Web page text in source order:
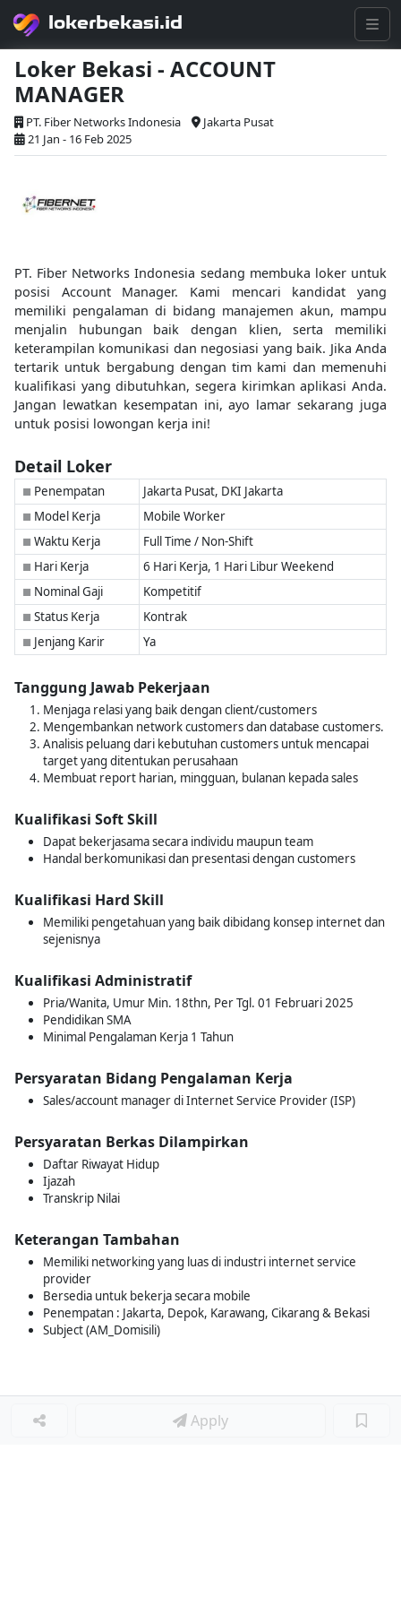
lokerbekasi.id
Loker Bekasi - ACCOUNT
MANAGER
PT. Fiber Networks Indonesia
Jakarta Pusat
21 Jan - 16 Feb 2025
PT. Fiber Networks Indonesia sedang membuka loker untuk
posisi Account Manager. Kami mencari kandidat yang
memiliki pengalaman di bidang manajemen akun, mampu
menjalin hubungan baik dengan klien, serta memiliki
keterampilan komunikasi dan negosiasi yang baik. Jika Anda
tertarik untuk bergabung dengan tim kami dan memenuhi
kualifikasi yang dibutuhkan, segera kirimkan aplikasi Anda.
Jangan lewatkan kesempatan ini, ayo lamar sekarang juga
untuk posisi lowongan kerja ini!
Detail Loker
■ Penempatan Jakarta Pusat, DKI Jakarta
■ Model Kerja Mobile Worker
■ Waktu Kerja Full Time / Non-Shift
■ Hari Kerja 6 Hari Kerja, 1 Hari Libur Weekend
■ Nominal Gaji Kompetitif
■ Status Kerja Kontrak
■ Jenjang Karir Ya
Tanggung Jawab Pekerjaan
Menjaga relasi yang baik dengan client/customers
Mengembankan network customers dan database customers.
Analisis peluang dari kebutuhan customers untuk mencapai
target yang ditentukan perusahaan
Membuat report harian, mingguan, bulanan kepada sales
Kualifikasi Soft Skill
Dapat bekerjasama secara individu maupun team
Handal berkomunikasi dan presentasi dengan customers
Kualifikasi Hard Skill
Memiliki pengetahuan yang baik dibidang konsep internet dan
sejenisnya
Kualifikasi Administratif
Pria/Wanita, Umur Min. 18thn, Per Tgl. 01 Februari 2025
Pendidikan SMA
Minimal Pengalaman Kerja 1 Tahun
Persyaratan Bidang Pengalaman Kerja
Sales/account manager di Internet Service Provider (ISP)
Persyaratan Berkas Dilampirkan
Daftar Riwayat Hidup
Ijazah
Transkrip Nilai
Keterangan Tambahan
Memiliki networking yang luas di industri internet service
provider
Bersedia untuk bekerja secara mobile
Penempatan : Jakarta, Depok, Karawang, Cikarang & Bekasi
Subject (AM_Domisili)
Apply